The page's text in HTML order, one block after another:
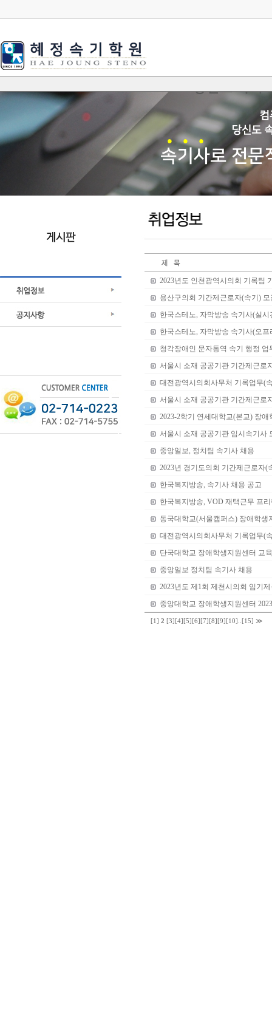
2023년도 인천광역시의회 기록팀
용산구의회 기간제근로자(속기) 모
한국스테노, 자막방송 속기사(실
한국스테노, 자막방송 속기사(오
청각장애인 문자통역 속기 행정 업
서울시 소재 공공기관 기간제근로
대전광역시의회사무처 기록업무(
서울시 소재 공공기관 기간제근로
2023-2학기 연세대학교(본교) 장
서울시 소재 공공기관 임시속기사
중앙일보, 정치팀 속기사 채용
2023년 경기도의회 기간제근로자(
한국복지방송, 속기사 채용 공고
한국복지방송, VOD 재택근무 프
동국대학교(서울캠퍼스) 장애학
대전광역시의회사무처 기록업무(
단국대학교 장애학생지원센터 교
중앙일보 정치팀 속기사 채용
2023년도 제1회 제천시의회 임기
중앙대학교 장애학생지원센터
[1] 2 [3] [4] [5] [6] [7] [8] [9] [10] [15] ≫